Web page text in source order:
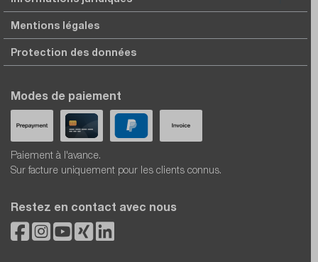
Mentions légales
Protection des données
Modes de paiement
Paiement à l'avance.
Sur facture uniquement pour les clients connus.
Restez en contact avec nous